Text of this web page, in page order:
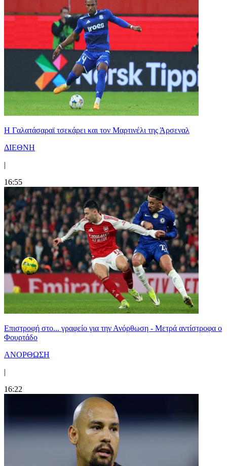
H Γαλατάσαραϊ τσεκάρει και τον Μαρτινέλι της Άρσεναλ
ΔΙΕΘΝΗ
|
16:55
Επιστροφή στο... γραφείο για την Ανόρθωση - Μετρά αντίστροφα ο
Φουρτάδο
ΑΝΟΡΘΩΣΗ
|
16:22